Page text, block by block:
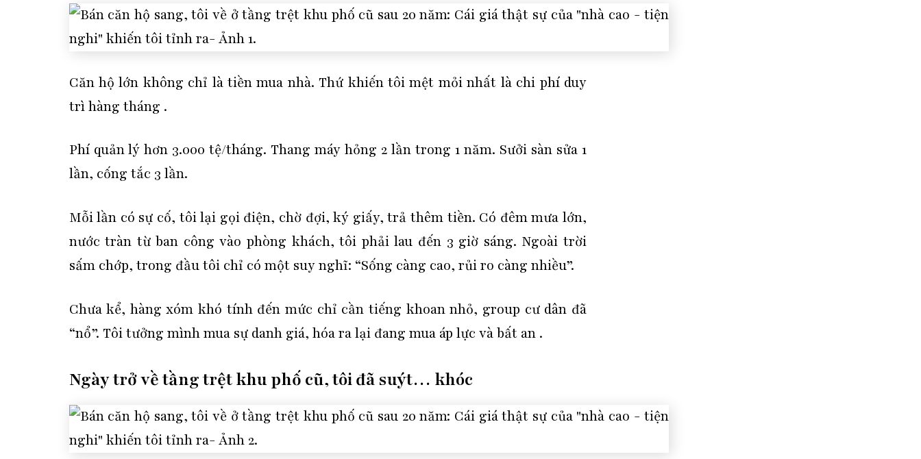
Căn hộ lớn không chỉ là tiền mua nhà. Thứ khiến tôi mệt mỏi nhất là chi phí duy
trì hàng tháng .
Phí quản lý hơn 3.000 tệ/tháng. Thang máy hỏng 2 lần trong 1 năm. Sưởi sàn sửa 1
lần, cống tắc 3 lần.
Mỗi lần có sự cố, tôi lại gọi điện, chờ đợi, ký giấy, trả thêm tiền. Có đêm mưa lớn,
nước tràn từ ban công vào phòng khách, tôi phải lau đến 3 giờ sáng. Ngoài trời
sấm chớp, trong đầu tôi chỉ có một suy nghĩ: “Sống càng cao, rủi ro càng nhiều”.
Chưa kể, hàng xóm khó tính đến mức chỉ cần tiếng khoan nhỏ, group cư dân đã
“nổ”. Tôi tưởng mình mua sự danh giá, hóa ra lại đang mua áp lực và bất an .
Ngày trở về tầng trệt khu phố cũ, tôi đã suýt… khóc